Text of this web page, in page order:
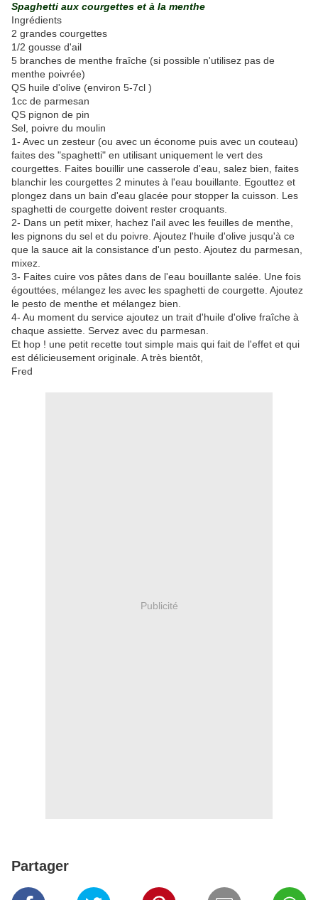
Spaghetti aux courgettes et à la menthe
Ingrédients
2 grandes courgettes
1/2 gousse d'ail
5 branches de menthe fraîche (si possible n'utilisez pas de
menthe poivrée)
QS huile d'olive (environ 5-7cl )
1cc de parmesan
QS pignon de pin
Sel, poivre du moulin
1- Avec un zesteur (ou avec un économe puis avec un couteau)
faites des "spaghetti" en utilisant uniquement le vert des
courgettes. Faites bouillir une casserole d'eau, salez bien, faites
blanchir les courgettes 2 minutes à l'eau bouillante. Egouttez et
plongez dans un bain d'eau glacée pour stopper la cuisson. Les
spaghetti de courgette doivent rester croquants.
2- Dans un petit mixer, hachez l'ail avec les feuilles de menthe,
les pignons du sel et du poivre. Ajoutez l'huile d'olive jusqu'à ce
que la sauce ait la consistance d'un pesto. Ajoutez du parmesan,
mixez.
3- Faites cuire vos pâtes dans de l'eau bouillante salée. Une fois
égouttées, mélangez les avec les spaghetti de courgette. Ajoutez
le pesto de menthe et mélangez bien.
4- Au moment du service ajoutez un trait d'huile d'olive fraîche à
chaque assiette. Servez avec du parmesan.
Et hop ! une petit recette tout simple mais qui fait de l'effet et qui
est délicieusement originale. A très bientôt,
Fred
Publicité
Partager